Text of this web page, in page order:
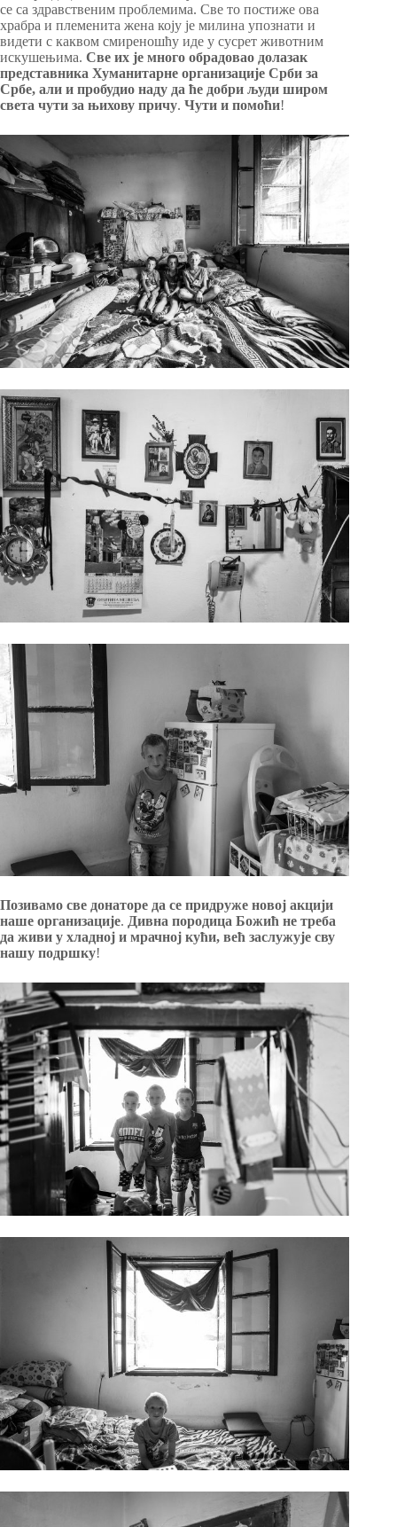
се са здравственим проблемима. Све то постиже ова
храбра и племенита жена коју је милина упознати и
видети с каквом смиреношћу иде у сусрет животним
искушењима. Све их је много обрадовао долазак
представника Хуманитарне организације Срби за
Србе, али и пробудио наду да ће добри људи широм
света чути за њихову причу. Чути и помоћи!
Позивамо све донаторе да се придруже новој акцији
наше организације. Дивна породица Божић не треба
да живи у хладној и мрачној кући, већ заслужује сву
нашу подршку!